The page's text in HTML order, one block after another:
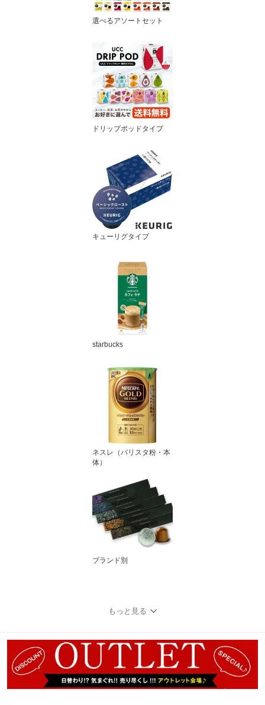
選べるアソートセット
ドリップポッドタイプ
キューリグタイプ
starbucks
ネスレ（バリスタ粉・本
体）
ブランド別
もっと見る